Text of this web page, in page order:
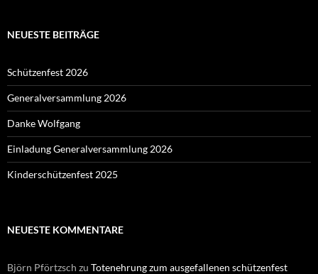
NEUESTE BEITRÄGE
Schützenfest 2026
Generalversammlung 2026
Danke Wolfgang
Einladung Generalversammlung 2026
Kinderschützenfest 2025
NEUESTE KOMMENTARE
Björn Pförtzsch zu Totenehrung zum ausgefallenen schützenfest